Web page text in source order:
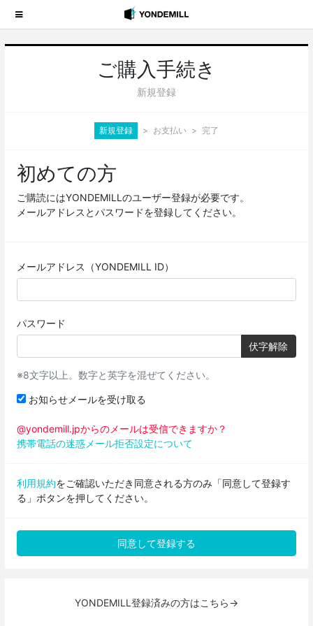
ご購入手続き
新規登録
新規登録 お支払い 完了
初めての方
ご購読にはYONDEMILLのユーザー登録が必要です。
メールアドレスとパスワードを登録してください。
メールアドレス（YONDEMILL ID）
パスワード
伏字解除
※8文字以上。数字と英字を混ぜてください。
お知らせメールを受け取る
@yondemill.jpからのメールは受信できますか？
携帯電話の迷惑メール拒否設定について
利用規約をご確認いただき同意される方のみ「同意して登録す
る」ボタンを押してください。
YONDEMILL登録済みの方はこちら→